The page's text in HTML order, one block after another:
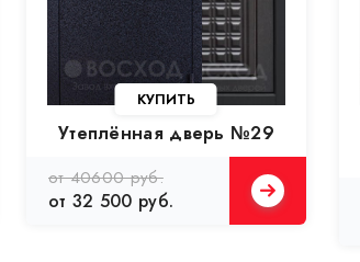
Утеплённая дверь №29
от 40600 руб.
от 32 500 руб.